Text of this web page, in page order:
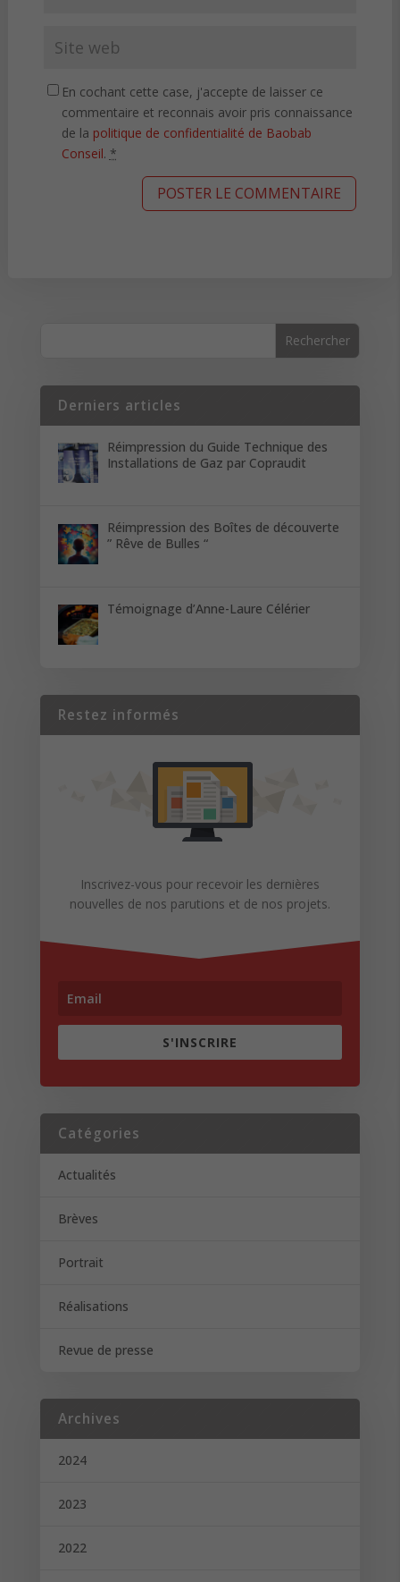
En cochant cette case, j'accepte de laisser ce
commentaire et reconnais avoir pris connaissance
de la politique de confidentialité de Baobab
Conseil. *
Derniers articles
Réimpression du Guide Technique des
Installations de Gaz par Copraudit
Réimpression des Boîtes de découverte
” Rêve de Bulles “
Témoignage d’Anne-Laure Célérier
Restez informés
Inscrivez-vous pour recevoir les dernières
nouvelles de nos parutions et de nos projets.
S'INSCRIRE
Catégories
Actualités
Brèves
Portrait
Réalisations
Revue de presse
Archives
2024
2023
2022